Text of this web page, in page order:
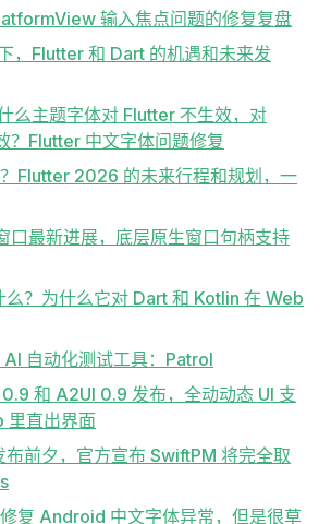
输入焦点问题的修复复盘
，Flutter 和 Dart 的机遇和未来发
么主题字体对 Flutter 不生效，对
？Flutter 中文字体问题修复
Flutter 2026 的未来行程和规划，一
口最新进展，底层原生窗口句柄支持
么？为什么它对 Dart 和 Kotlin 在 Web
自动化测试工具：Patrol
和 A2UI 0.9 发布，全动动态 UI 支
里直出界面
前夕，官方宣布 SwiftPM 将完全取
复 Android 中文字体异常，但是很草